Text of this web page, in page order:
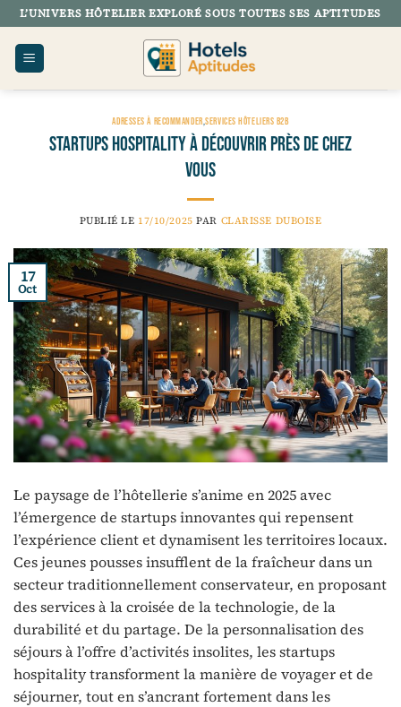
Passer
au
contenu
L’UNIVERS HÔTELIER EXPLORÉ SOUS TOUTES SES APTITUDES
ADRESSES À RECOMMANDER,SERVICES HÔTELIERS B2B
Startups hospitality à découvrir près de chez
vous
PUBLIÉ LE 17/10/2025 PAR CLARISSE DUBOISE
17
Oct
Le paysage de l’hôtellerie s’anime en 2025 avec
l’émergence de startups innovantes qui repensent
l’expérience client et dynamisent les territoires locaux.
Ces jeunes pousses insufflent de la fraîcheur dans un
secteur traditionnellement conservateur, en proposant
des services à la croisée de la technologie, de la
durabilité et du partage. De la personnalisation des
séjours à l’offre d’activités insolites, les startups
hospitality transforment la manière de voyager et de
séjourner, tout en s’ancrant fortement dans les